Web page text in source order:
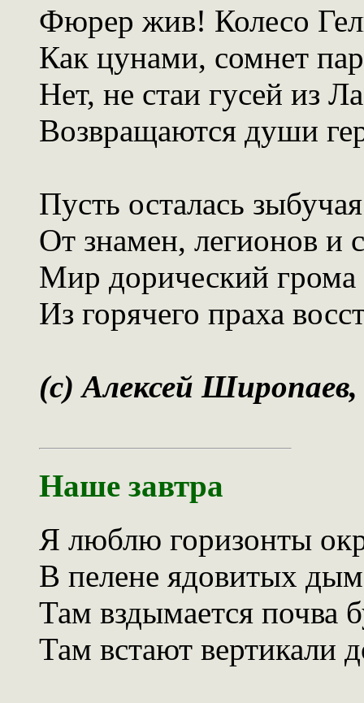
Фюрер жив! Колесо
Как цунами, сомнет
Нет, не стаи гусей из
Возвращаются души
Пусть осталась
От знамен, легионов и
Мир дорический грома
Из горячего праха
(c) Алексей Широпаев,
Наше завтра
Я люблю горизонты
В пелене ядовитых
Там вздымается почва
Там встают вертикали